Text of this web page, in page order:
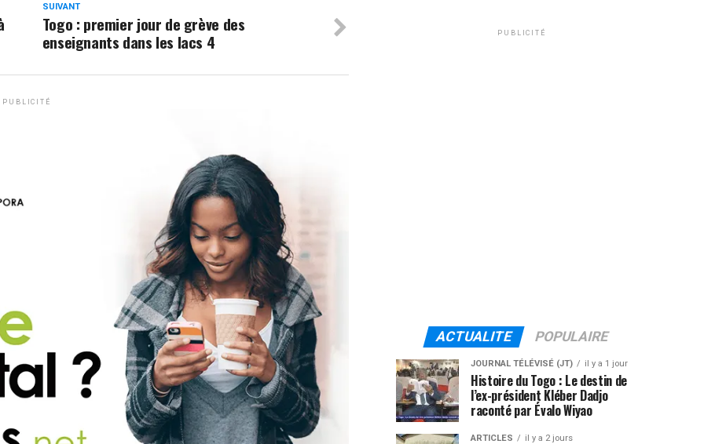
SUIVANT
Togo : premier jour de grève des
enseignants dans les lacs 4
PUBLICITÉ
PUBLICITÉ
ACTUALITE POPULAIRE
JOURNAL TÉLÉVISÉ (JT) il y a 1 jour
Histoire du Togo : Le destin de
l’ex-président Kléber Dadjo
raconté par Évalo Wiyao
ARTICLES il y a 2 jours